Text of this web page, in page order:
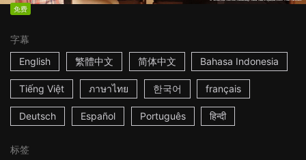
免费
字幕
English
繁體中文 简体中文 Bahasa Indonesia
Tiếng Việt ภาษาไทย 한국어 français
Deutsch Español Português हिन्दी
标签